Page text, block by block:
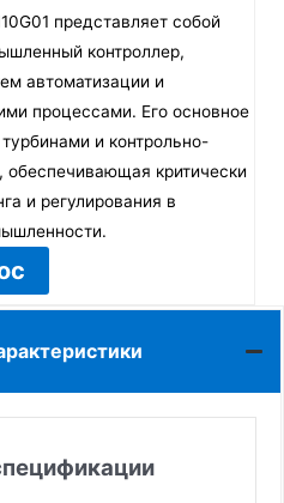
представляет собой
контроллер,
автоматизации и
процессами. Его основное
и контрольно-
обеспечивающая критически
и регулирования в